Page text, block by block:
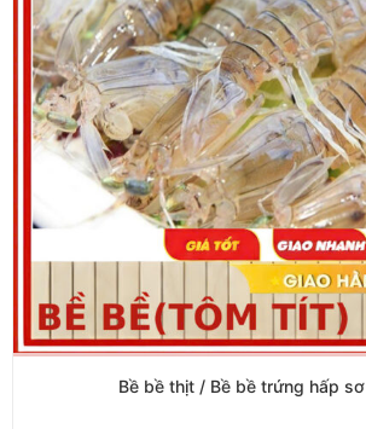
Bề bề thịt / Bề bề trứng hấp